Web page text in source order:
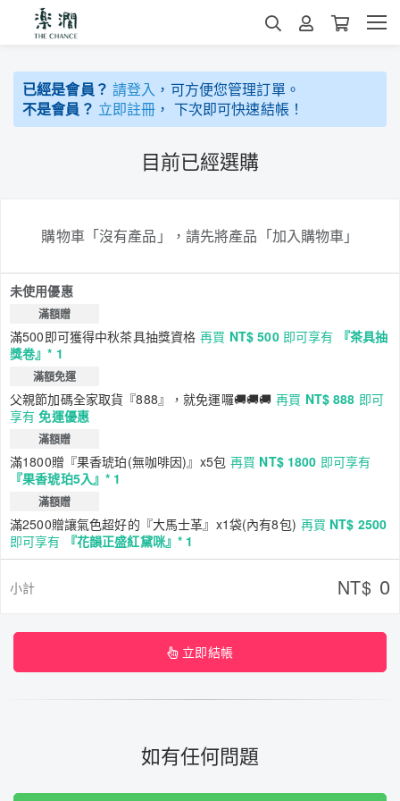
已經是會員？ 請登入 ，可方便您管理訂單。
不是會員？ 立即註冊 ， 下次即可快速結帳！
目前已經選購
購物車「沒有產品」，請先將產品「加入購物車」
未使用優惠
滿額贈
滿500即可獲得中秋茶具抽獎資格 再買 NT$ 500即可享有
『茶具抽
獎卷』* 1
滿額免運
父親節加碼全家取貨『888』，就免運囉🚚🚚🚚 再買 NT$ 888 即可
享有免運優惠
滿額贈
滿1800贈『果香琥珀(無咖啡因)』x5包 再買 NT$ 1800 即可享有
『果香琥珀5入』* 1
滿額贈
滿2500贈讓氣色超好的『大馬士革』x1袋(內有8包) 再買 NT$ 2500
即可享有
『花韻正盛紅黛咪』* 1
小計 NT$ 0
立即結帳
如有任何問題